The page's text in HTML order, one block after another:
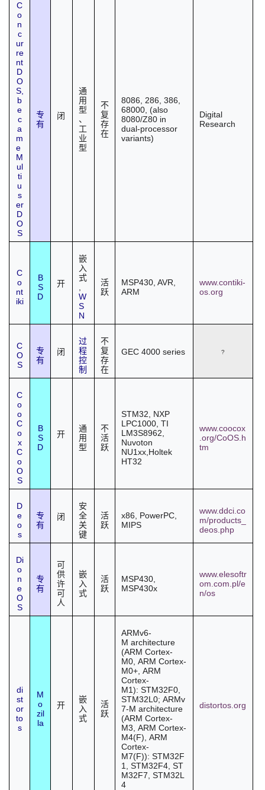
C
o
n
c
ur
re
nt
D
O
S,
b
e
c
a
m
e
M
ul
ti
u
s
er
D
O
S
专
有
闭
通
用
型
、
工
业
型
不
复
存
在
8086, 286, 386,
68000, (also
8080/Z80 in
dual-processor
variants)
Digital
Research
C
o
nt
iki
B
S
D
开
嵌
入
式
W
S
N
活
跃
MSP430, AVR,
ARM
www.contiki-
os.org
C
O
S
专
有
闭
过
程
控
制
不
复
存
在
GEC 4000 series ?
C
o
o
C
o
x
C
o
O
S
B
S
D
开
通
用
型
不
活
跃
STM32, NXP
LPC1000, TI
LM3S8962,
Nuvoton
NU1xx,Holtek
HT32
www.coocox
.org/CoOS.h
tm
D
e
o
s
专
有
闭
安
全
关
键
活
跃
x86, PowerPC,
MIPS
www.ddci.co
m/products_
deos.php
Di
o
n
e
O
S
专
有
可
供
许
可
人
嵌
入
式
活
跃
MSP430,
MSP430x
www.elesoftr
om.com.pl/e
n/os
di
st
or
to
s
M
o
zil
la
开
嵌
入
式
活
跃
ARMv6-
M architecture
(ARM Cortex-
M0 ARM Cortex-
M0+ ARM
Cortex-
M1): STM32F0
STM32L0; ARMv
7-M architecture
(ARM Cortex-
M3 ARM Cortex-
M4(F) ARM
Cortex-
M7(F)): STM32F
1
STM32F4 ST
M32F7 STM32L
4
distortos.org